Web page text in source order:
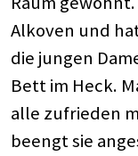
Alkoven und
die jungen
Bett im Heck.
alle zufrieden
beengt sie